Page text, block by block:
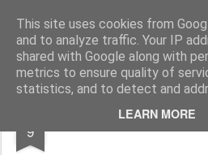
This site uses cookies from
and to analyze traffic. Your IP
shared with Google along with
metrics to ensure quality of
statistics, and to detect and
LEARN MORE
Styloblog Stylo is secretariaat en
Pages
9 Vrede in